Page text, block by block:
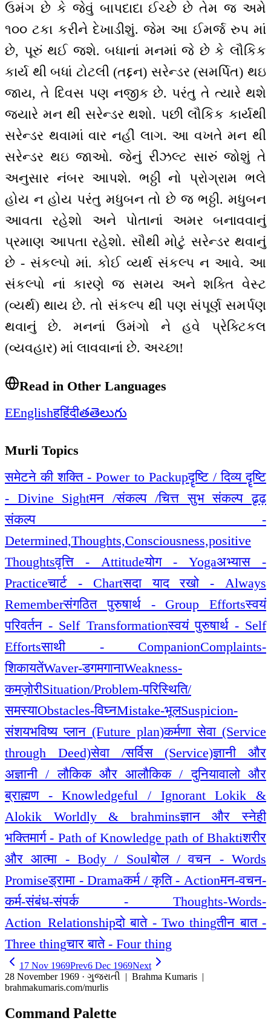
ઉમંગ છે કે જેવું બાપદાદા ઈચ્છે છે તેમ જ અમે
૧૦૦ ટકા કરીને દેખાડીશું. જેમ આ ઈમર્જ રુપ માં
છે, પૂરું થઈ જશે. બધાનાં મનમાં જે છે કે લૌકિક
કાર્ય થી બધાં ટોટલી (તદ્દન) સરેન્ડર (સમર્પિત) થઇ
જાય, તે દિવસ પણ નજીક છે. પરંતુ તે ત્યારે થશે
જ્યારે મન થી સરેન્ડર થશો. પછી લૌકિક કાર્યથી
સરેન્ડર થવામાં વાર નહીં લાગ. આ વખતે મન થી
સરેન્ડર થઇ જાઓ. જેનું રીઝલ્ટ સારું જોશું તે
અનુસાર નંબર આપશે. ભઠ્ઠી નો પ્રોગ્રામ ભલે
હોય ન હોય પરંતુ મધુબન તો છે જ ભઠ્ઠી. મધુબન
આવતા રહેશો અને પોતાનાં અમર બનાવવાનું
પ્રમાણ આપતા રહેશો. સૌથી મોટું સરેન્ડર થવાનું
છે - સંકલ્પો માં. કોઈ વ્યર્થ સંકલ્પ ન આવે. આ
સંકલ્પો નાં કારણે જ સમય અને શક્તિ વેસ્ટ
(વ્યર્થ) થાય છે. તો સંકલ્પ થી પણ સંપૂર્ણ સમર્પણ
થવાનું છે. મનનાં ઉમંગો ને હવે પ્રેક્ટિકલ
(વ્યવહાર) માં લાવવાનાં છે. અચ્છા!
Read in Other Languages
EEnglishहहिंदीతతెలుగు
Murli Topics
समेटने की शक्ति - Power to Packupदॄष्टि / दिव्य दॄष्टि
- Divine Sightमन /संकल्प /चित्त सुभ संकल्प ढृढ़
संकल्प -
Determined,Thoughts,Consciousness,positive
Thoughtsवृत्ति - Attitudeयोग - Yogaअभ्यास -
Practiceचार्ट - Chartसदा याद रखो - Always
Rememberसंगठित पुरुषार्थ - Group Effortsस्वयं
परिवर्तन - Self Transformationस्वयं पुरुषार्थ - Self
Effortsसाथी - CompanionComplaints-
शिकायतेंWaver-डगमगानाWeakness-
कमज़ोरीSituation/Problem-परिस्थिति/
समस्याObstacles-विघ्नMistake-भूलSuspicion-
संशयभविष्य प्लान (Future plan)कर्मणा सेवा (Service
through Deed)सेवा /सर्विस (Service)ज्ञानी और
अज्ञानी / लौकिक और आलौकिक / दुनियावालो और
ब्राह्मण - Knowledgeful / Ignorant Lokik &
Alokik Worldly & brahminsज्ञान और स्नेही
भक्तिमार्ग - Path of Knowledge path of Bhaktiशरीर
और आत्मा - Body / Soulबोल / वचन - Words
Promiseड्रामा - Dramaकर्म / कृति - Actionमन-वचन-
कर्म-संबंध-संपर्क - Thoughts-Words-
Action_Relationshipदो बाते - Two thingतीन बात -
Three thingचार बाते - Four thing
17 Nov 1969Prev6 Dec 1969Next
28 November 1969 · ગુજરાતી | Brahma Kumaris |
brahmakumaris.com/murlis
Command Palette